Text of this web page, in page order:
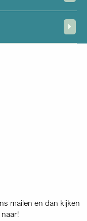
mailen en dan kijken